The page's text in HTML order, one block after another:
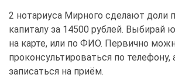
2 нотариуса Мирного сделают доли
капиталу за 14500 рублей. Выбирай
на карте, или по ФИО. Первично
проконсультироваться по телефону,
записаться на приём.